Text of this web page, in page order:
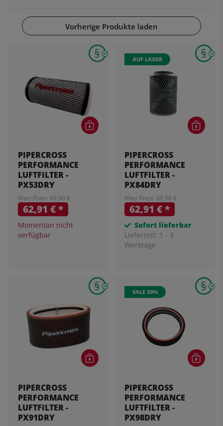
Vorherige Produkte laden
PIPERCROSS
PERFORMANCE
LUFTFILTER -
PX53DRY
Alter Preis: 69,90 €
62,91 €*
Momentan nicht
verfügbar
AUF LAGER
PIPERCROSS
PERFORMANCE
LUFTFILTER -
PX84DRY
Alter Preis: 69,90 €
62,91 €*
Sofort lieferbar
Lieferzeit: 1 - 3
Werktage
PIPERCROSS
PERFORMANCE
LUFTFILTER -
PX91DRY
SALE 50%
PIPERCROSS
PERFORMANCE
LUFTFILTER -
PX98DRY